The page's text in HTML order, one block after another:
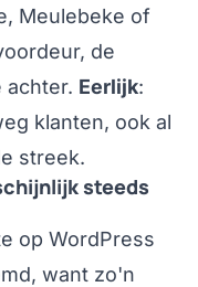
, Meulebeke of
de
achter. Eerlijk:
klanten, ook al
streek.
steeds
op WordPress
want zo'n